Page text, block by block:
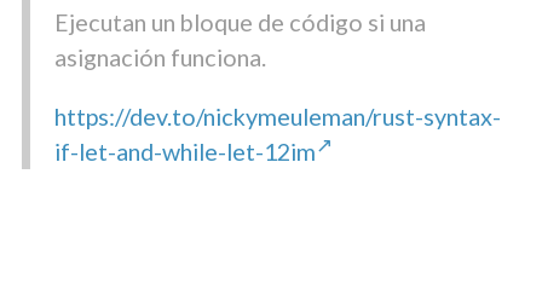
Ejecutan un bloque de código si una
asignación funciona.
https://dev.to/nickymeuleman/rust-syntax-
if-let-and-while-let-12im